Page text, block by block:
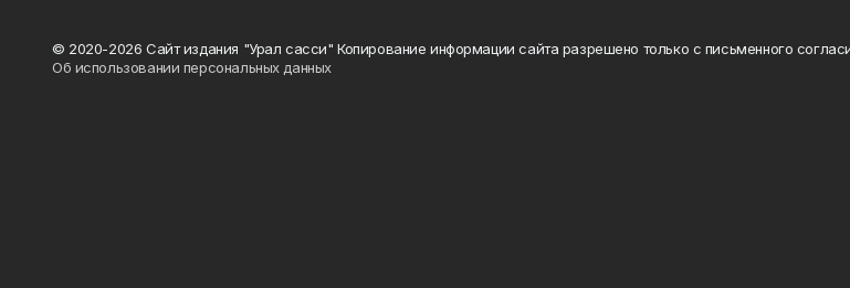
© 2020-2026 Сайт издания "Урал сасси" Копирование информации сайта разрешено только с письменного
Об использовании персональных данных